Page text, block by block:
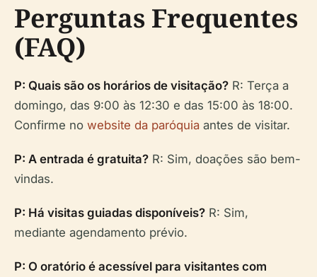
Perguntas Frequentes
(FAQ)
P: Quais são os horários de visitação? R: Terça a
domingo, das 9:00 às 12:30 e das 15:00 às 18:00.
Confirme no website da paróquia antes de visitar.
P: A entrada é gratuita? R: Sim, doações são bem-
vindas.
P: Há visitas guiadas disponíveis? R: Sim,
mediante agendamento prévio.
P: O oratório é acessível para visitantes com